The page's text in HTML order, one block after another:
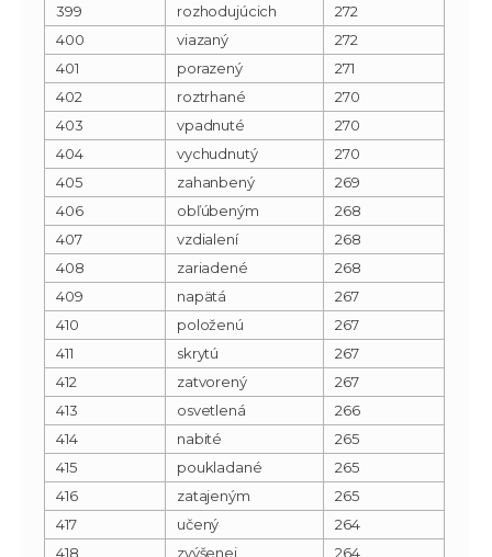
399
rozhodujúcich
272
400
viazaný
272
401
porazený
271
402
roztrhané
270
403
vpadnuté
270
404
vychudnutý
270
405
zahanbený
269
406
obľúbeným
268
407
vzdialení
268
408
zariadené
268
409
napätá
267
410
položenú
267
411
skrytú
267
412
zatvorený
267
413
osvetlená
266
414
nabité
265
415
poukladané
265
416
zatajeným
265
417
učený
264
418
zvýšenej 264